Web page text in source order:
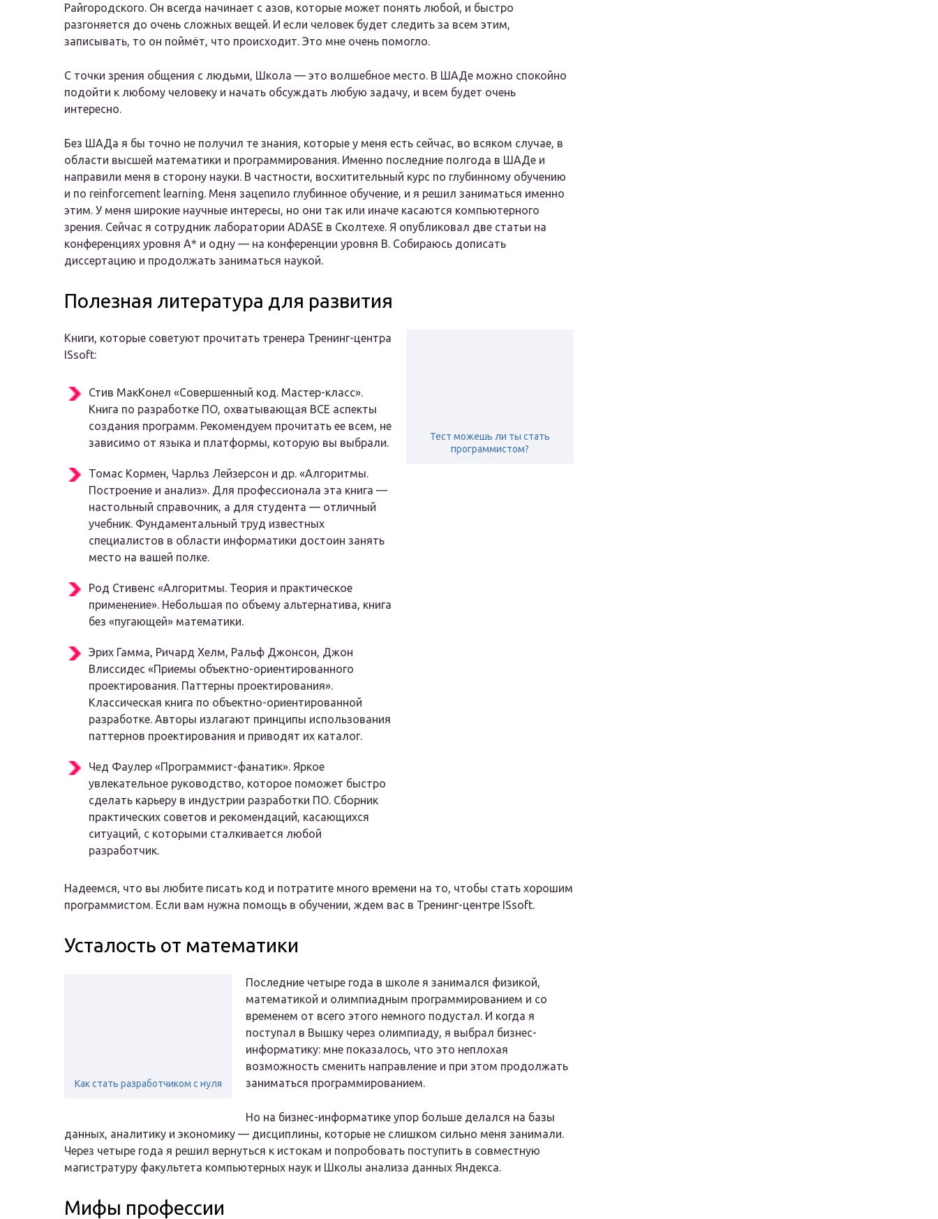
Райгородского. Он всегда начинает с азов, которые может понять любой, и быстро
разгоняется до очень сложных вещей. И если человек будет следить за всем этим,
записывать, то он поймёт, что происходит. Это мне очень помогло.
С точки зрения общения с людьми, Школа — это волшебное место. В ШАДе можно спокойно
подойти к любому человеку и начать обсуждать любую задачу, и всем будет очень
интересно.
Без ШАДа я бы точно не получил те знания, которые у меня есть сейчас, во всяком случае, в
области высшей математики и программирования. Именно последние полгода в ШАДе и
направили меня в сторону науки. В частности, восхитительный курс по глубинному обучению
и по reinforcement learning. Меня зацепило глубинное обучение, и я решил заниматься именно
этим. У меня широкие научные интересы, но они так или иначе касаются компьютерного
зрения. Сейчас я сотрудник лаборатории ADASE в Сколтехе. Я опубликовал две статьи на
конференциях уровня А* и одну — на конференции уровня B. Собираюсь дописать
диссертацию и продолжать заниматься наукой.
Полезная литература для развития
Тест можешь ли ты стать
программистом?
Книги, которые советуют прочитать тренера Тренинг-центра
ISsoft:
Стив МакКонел «Совершенный код. Мастер-класс».
Книга по разработке ПО, охватывающая ВСЕ аспекты
создания программ. Рекомендуем прочитать ее всем, не
зависимо от языка и платформы, которую вы выбрали.
Томас Кормен, Чарльз Лейзерсон и др. «Алгоритмы.
Построение и анализ». Для профессионала эта книга —
настольный справочник, а для студента — отличный
учебник. Фундаментальный труд известных
специалистов в области информатики достоин занять
место на вашей полке.
Род Стивенс «Алгоритмы. Теория и практическое
применение». Небольшая по объему альтернатива, книга
без «пугающей» математики.
Эрих Гамма, Ричард Хелм, Ральф Джонсон, Джон
Влиссидес «Приемы объектно-ориентированного
проектирования. Паттерны проектирования».
Классическая книга по объектно-ориентированной
разработке. Авторы излагают принципы использования
паттернов проектирования и приводят их каталог.
Чед Фаулер «Программист-фанатик». Яркое
увлекательное руководство, которое поможет быстро
сделать карьеру в индустрии разработки ПО. Сборник
практических советов и рекомендаций, касающихся
ситуаций, с которыми сталкивается любой
разработчик.
Надеемся, что вы любите писать код и потратите много времени на то, чтобы стать хорошим
программистом. Если вам нужна помощь в обучении, ждем вас в Тренинг-центре ISsoft.
Усталость от математики
Как стать разработчиком с нуля
Последние четыре года в школе я занимался физикой,
математикой и олимпиадным программированием и со
временем от всего этого немного подустал. И когда я
поступал в Вышку через олимпиаду, я выбрал бизнес-
информатику: мне показалось, что это неплохая
возможность сменить направление и при этом продолжать
заниматься программированием.
Но на бизнес-информатике упор больше делался на базы
данных, аналитику и экономику — дисциплины, которые не слишком сильно меня занимали.
Через четыре года я решил вернуться к истокам и попробовать поступить в совместную
магистратуру факультета компьютерных наук и Школы анализа данных Яндекса.
Мифы профессии